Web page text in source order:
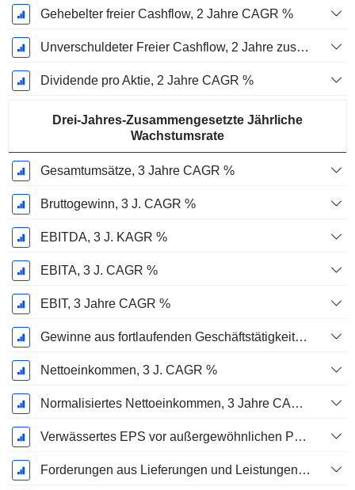
Gehebelter freier Cashflow, 2 Jahre CAGR %
Unverschuldeter Freier Cashflow, 2 Jahre zusammengesetzte jährliche Wachstumsrate %
Dividende pro Aktie, 2 Jahre CAGR %
Drei-Jahres-Zusammengesetzte Jährliche
Wachstumsrate
Gesamtumsätze, 3 Jahre CAGR %
Bruttogewinn, 3 J. CAGR %
EBITDA, 3 J. KAGR %
EBITA, 3 J. CAGR %
EBIT, 3 Jahre CAGR %
Gewinne aus fortlaufenden Geschäftstätigkeiten, 3 Jahre KAGR %
Nettoeinkommen, 3 J. CAGR %
Normalisiertes Nettoeinkommen, 3 Jahre CAGR %
Verwässertes EPS vor außergewöhnlichen Posten, 3-Jahres-CAGR %
Forderungen aus Lieferungen und Leistungen, 3-Jahres-CAGR %